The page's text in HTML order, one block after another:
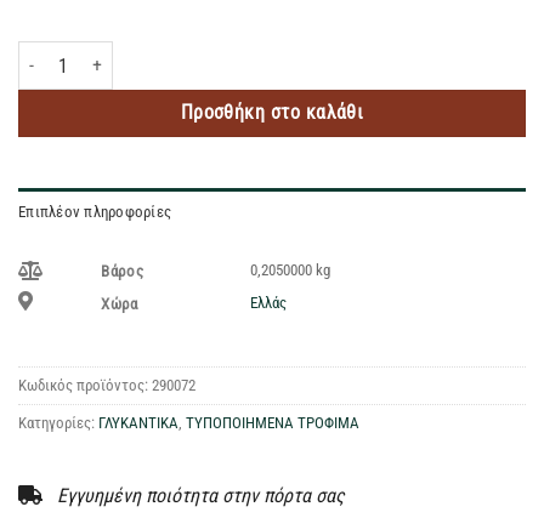
CANDEREL ΣΤΕΒΙΑ ΥΓΡΟ 205ML ποσότητα
Προσθήκη στο καλάθι
Επιπλέον πληροφορίες
Βάρος
0,2050000 kg
Χώρα
Ελλάς
Κωδικός προϊόντος: 290072
Κατηγορίες: ΓΛΥΚΑΝΤΙΚΑ ΤΥΠΟΠΟΙΗΜΕΝΑ ΤΡΟΦΙΜΑ
Εγγυημένη ποιότητα στην πόρτα σας